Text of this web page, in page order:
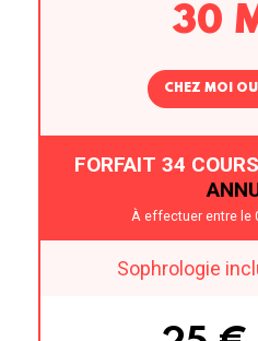
30
CHEZ MOI
FORFAIT 34
À effectuer entre le
Sophrologie